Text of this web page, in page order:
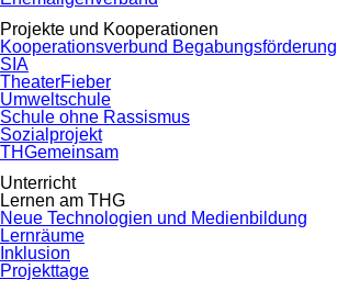
Projekte und Kooperationen
Kooperationsverbund Begabungsförderung
SIA
TheaterFieber
Umweltschule
Schule ohne Rassismus
Sozialprojekt
THGemeinsam
Unterricht
Lernen am THG
Neue Technologien und Medienbildung
Lernräume
Inklusion
Projekttage